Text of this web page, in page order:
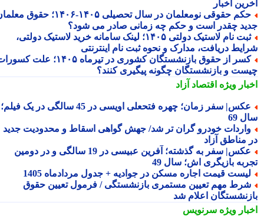
اخبار
حکم حقوقی نومعلمان در سال تحصیلی ۱۴۰۵-۱۴۰۶؛ حقوق معلمان
چقدر است و حکم چه زمانی صادر می شود؟
ثبت نام لاستیک دولتی ۱۴۰۵؛ لینک سامانه خرید لاستیک دولتی،
دریافت، مدارک و نحوه ثبت نام اینترنتی
کسر از حقوق بازنشستگان کشوری در تیرماه ۱۴۰۵؛ علت کسورات
و بازنشستگان چگونه پیگیری کنند؟
ویژهاقتصاد آزاد
عکس| سفر زمان؛ چهره فتحعلی اویسی در 45 سالگی در یک فیلم؛
69
خودرو گران تر شد/ جهش گواهی اسقاط و محدودیت جدید
مناطق آزاد
عکس| سفر به گذشته؛ آفرین عبیسی در 19 سالگی و در دومین
بازیگری اش؛ سال 49
قیمت اجاره مسکن در جوادیه + جدول مردادماه 1405
مهم تعیین مستمری بازنشستگی / فرمول تعیین حقوق
اعلام شد
ویژهسرنویس